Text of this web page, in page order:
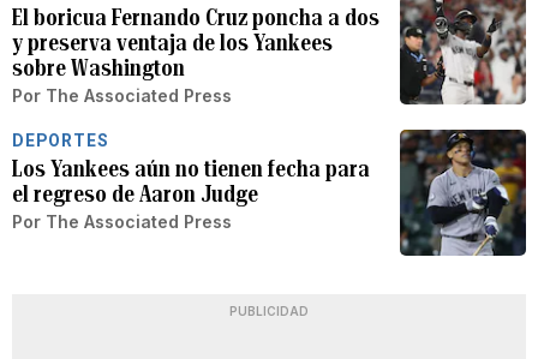
El boricua Fernando Cruz poncha a dos
y preserva ventaja de los Yankees
sobre Washington
Por The Associated Press
DEPORTES
Los Yankees aún no tienen fecha para
el regreso de Aaron Judge
Por The Associated Press
PUBLICIDAD